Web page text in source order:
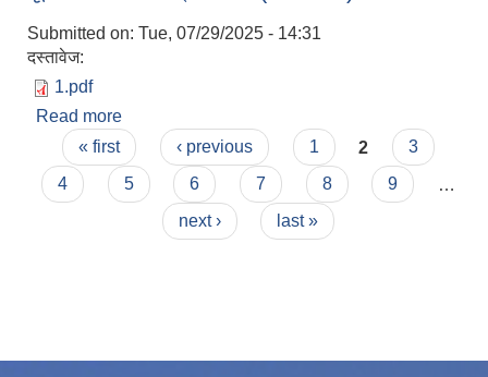
Submitted on: Tue, 07/29/2025 - 14:31
दस्तावेज:
1.pdf
Read more
Pages
« first ‹ previous 1 2
3
4
5 6 7 8 9
next ›
last »